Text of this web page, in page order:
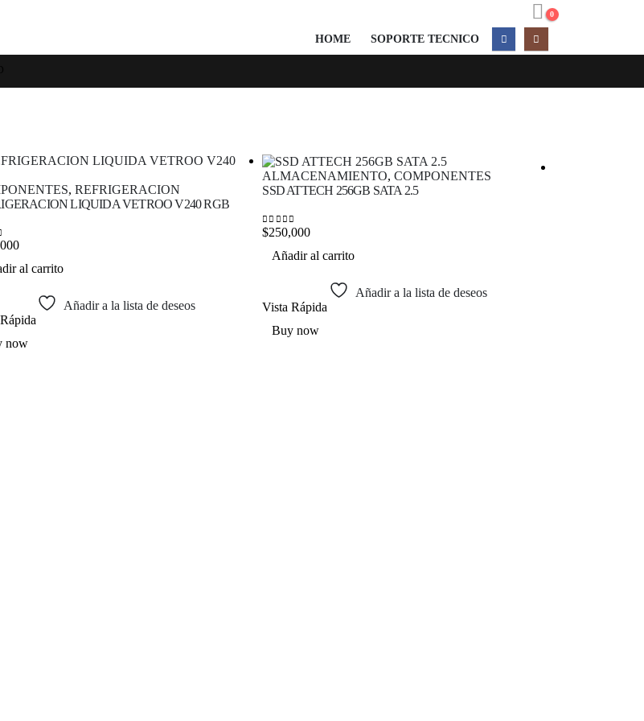
0
HOME SOPORTE TECNICO
, REFRIGERACION
LIQUIDA VETROO V240 RGB
5
al carrito
Añadir a la lista de deseos
now
ALMACENAMIENTO,COMPONENTES
SSD ATTECH 256GB SATA 2.5
0out of 5
$250,000
Añadir al carrito
Añadir a la lista de deseos
Vista Rápida
Buy now